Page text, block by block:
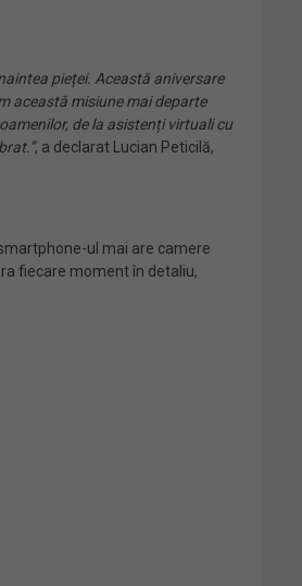
pieței. Această aniversare
această misiune mai departe
de la asistenți virtuali cu
, a declarat Lucian Peticilă,
ul mai are camere
fiecare moment în detaliu,